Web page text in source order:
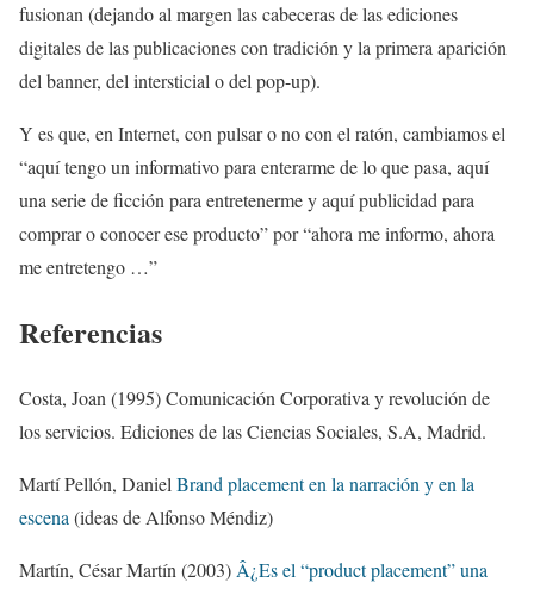
fusionan (dejando al margen las cabeceras de las ediciones
digitales de las publicaciones con tradición y la primera aparición
del banner, del intersticial o del pop-up).
Y es que, en Internet, con pulsar o no con el ratón, cambiamos el
“aquí tengo un informativo para enterarme de lo que pasa, aquí
una serie de ficción para entretenerme y aquí publicidad para
comprar o conocer ese producto” por “ahora me informo, ahora
me entretengo …”
Referencias
Costa, Joan (1995) Comunicación Corporativa y revolución de
los servicios. Ediciones de las Ciencias Sociales, S.A, Madrid.
Martí Pellón, Daniel Brand placement en la narración y en la
escena (ideas de Alfonso Méndiz)
Martín, César Martín (2003) Â¿Es el “product placement” una